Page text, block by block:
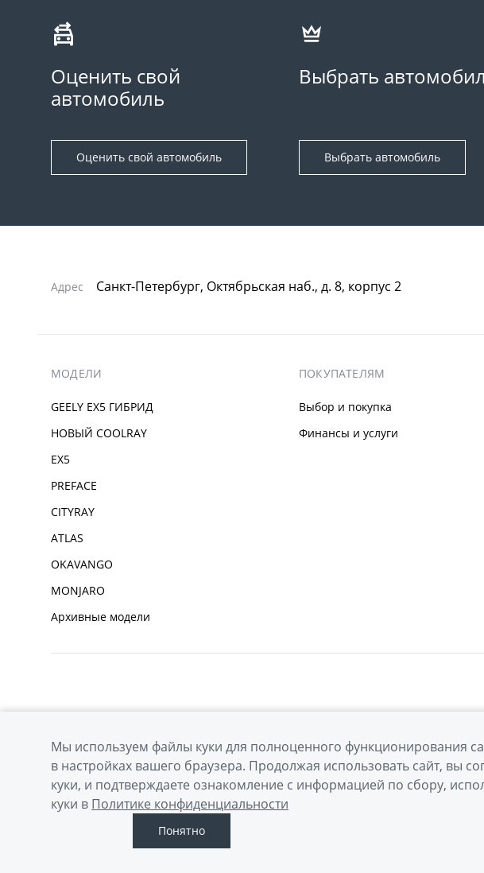
Оценить свой
автомобиль
Оценить свой автомобиль
Выбрать
Выбрать автомобиль
Адрес Санкт-Петербург, Октябрьская наб., д. 8, корпус 2
МОДЕЛИ
GEELY EX5 ГИБРИД
НОВЫЙ COOLRAY
EX5
PREFACE
CITYRAY
ATLAS
OKAVANGO
MONJARO
Архивные модели
ПОКУПАТЕЛЯМ
Выбор и покупка
Финансы и услуги
© 2026 Официальный сайт Geely в России
Мы используем файлы куки для полноценного функционирования
в настройках вашего браузера. Продолжая использовать сайт, вы
куки, и подтверждаете ознакомление с информацией по сбору,
куки в Политике конфиденциальности
Понятно